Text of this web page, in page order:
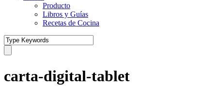
Producto
Libros y Guías
Recetas de Cocina
carta-digital-tablet